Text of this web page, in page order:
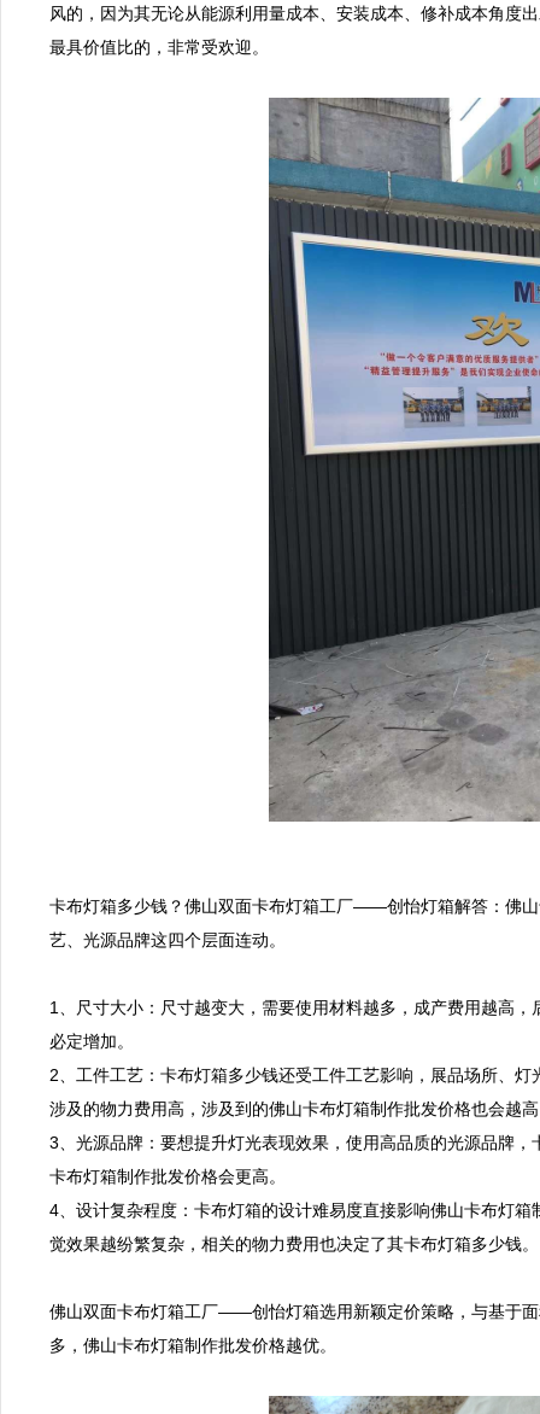
风的，因为其无论从能源利用量成本、安装成本、修补成本角度
最具价值比的，非常受欢迎。
卡布灯箱多少钱？佛山双面卡布灯箱工厂——创怡灯箱解答：佛
艺、光源品牌这四个层面连动。
1、尺寸大小：尺寸越变大，需要使用材料越多，成产费用越高
必定增加。
2、工件工艺：卡布灯箱多少钱还受工件工艺影响，展品场所、
涉及的物力费用高，涉及到的佛山卡布灯箱制作批发价格也会越
3、光源品牌：要想提升灯光表现效果，使用高品质的光源品牌
卡布灯箱制作批发价格会更高。
4、设计复杂程度：卡布灯箱的设计难易度直接影响佛山卡布灯
觉效果越纷繁复杂，相关的物力费用也决定了其卡布灯箱多少钱。
佛山双面卡布灯箱工厂——创怡灯箱选用新颖定价策略，与基于
多，佛山卡布灯箱制作批发价格越优。